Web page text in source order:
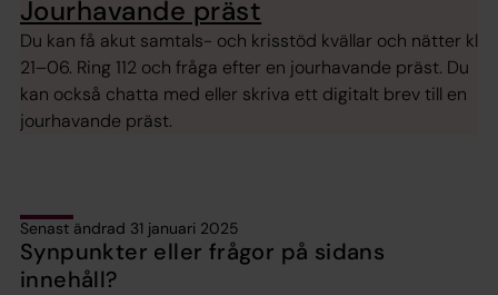
Jourhavande präst
Du kan få akut samtals- och krisstöd kvällar och nätter kl
21–06. Ring 112 och fråga efter en jourhavande präst. Du
kan också chatta med eller skriva ett digitalt brev till en
jourhavande präst.
Senast ändrad 31 januari 2025
Synpunkter eller frågor på sidans
innehåll?